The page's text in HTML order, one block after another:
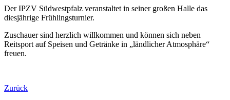
Der IPZV Südwestpfalz veranstaltet in seiner großen Halle das
diesjährige Frühlingsturnier.
Zuschauer sind herzlich willkommen und können sich neben
Reitsport auf Speisen und Getränke in „ländlicher Atmosphäre“
freuen.
Zurück